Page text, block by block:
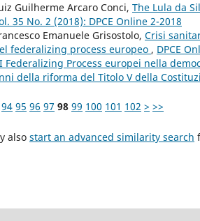
Guilherme Arcaro Conci, The Lula da
35 No. 2 (2018): DPCE Online 2-2018
Emanuele Grisostolo, Crisi
federalizing process europeo , DPCE
Federalizing Process europei nella
della riforma del Titolo V della
94 95 96 97 98 99 100 101 102 > >>
also start an advanced similarity search